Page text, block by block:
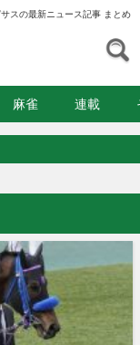
サスの最新ニュース記事 まとめ
麻雀 連載